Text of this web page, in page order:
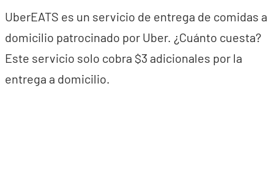
UberEATS es un servicio de entrega de comidas a
domicilio patrocinado por Uber. ¿Cuánto cuesta?
Este servicio solo cobra $3 adicionales por la
entrega a domicilio.